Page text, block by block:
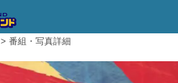
> 番組・写真詳細